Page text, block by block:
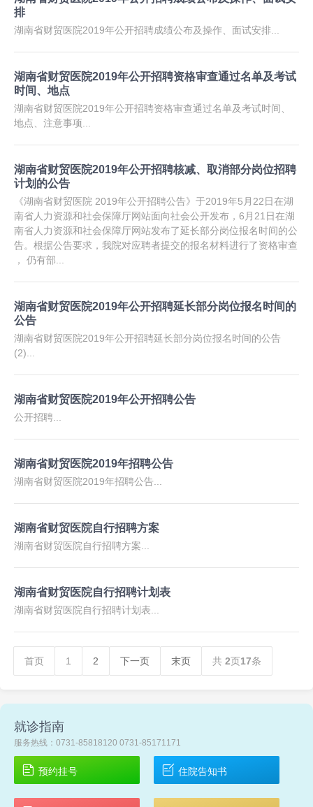
排
湖南省财贸医院2019年公开招聘成绩公布及操作、面试安排...
湖南省财贸医院2019年公开招聘资格审查通过名单及考试
时间、地点
湖南省财贸医院2019年公开招聘资格审查通过名单及考试时间、
地点、注意事项...
湖南省财贸医院2019年公开招聘核减、取消部分岗位招聘
计划的公告
《湖南省财贸医院 2019年公开招聘公告》于2019年5月22日在湖
南省人力资源和社会保障厅网站面向社会公开发布，6月21日在湖
南省人力资源和社会保障厅网站发布了延长部分岗位报名时间的公
告。根据公告要求，我院对应聘者提交的报名材料进行了资格审查
， 仍有部...
湖南省财贸医院2019年公开招聘延长部分岗位报名时间的
公告
湖南省财贸医院2019年公开招聘延长部分岗位报名时间的公告
(2)...
湖南省财贸医院2019年公开招聘公告
公开招聘...
湖南省财贸医院2019年招聘公告
湖南省财贸医院2019年招聘公告...
湖南省财贸医院自行招聘方案
湖南省财贸医院自行招聘方案...
湖南省财贸医院自行招聘计划表
湖南省财贸医院自行招聘计划表...
首页 1 2 下一页 末页 共 2页17条
就诊指南
服务热线：0731-85818120 0731-85171171
预约挂号 住院告知书